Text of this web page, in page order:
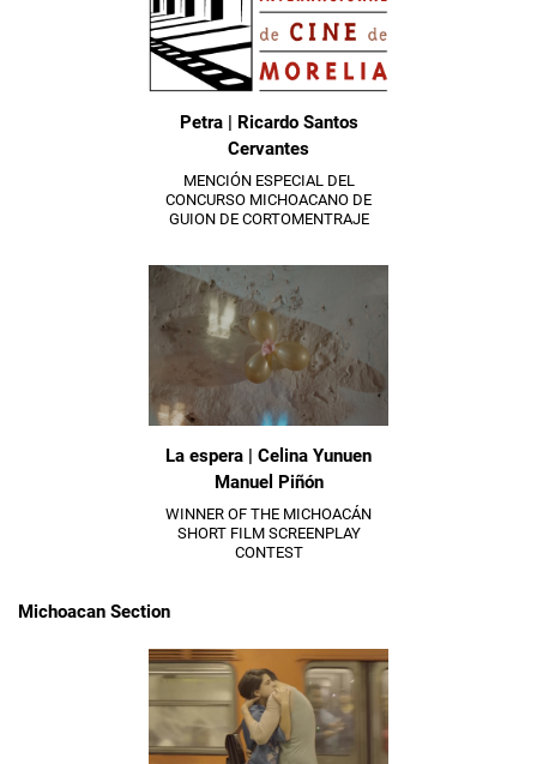
Petra | Ricardo Santos
Cervantes
MENCIÓN ESPECIAL DEL
CONCURSO MICHOACANO DE
GUION DE CORTOMENTRAJE
La espera | Celina Yunuen
Manuel Piñón
WINNER OF THE MICHOACÁN
SHORT FILM SCREENPLAY
CONTEST
Michoacan Section